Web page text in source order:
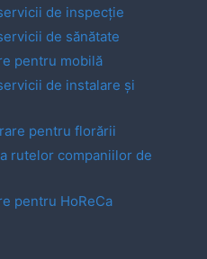
de inspecție
de sănătate
pentru mobilă
de instalare și
pentru florării
rutelor companiilor de
pentru HoReCa